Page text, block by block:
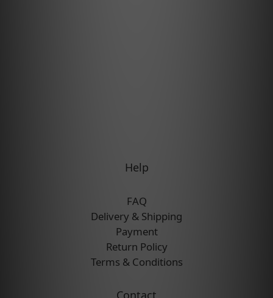
Help
FAQ
Delivery & Shipping
Payment
Return Policy
Terms & Conditions